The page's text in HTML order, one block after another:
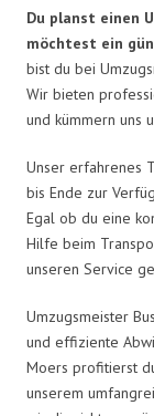
Du planst einen
möchtest ein
bist du bei
Wir bieten
und kümmern uns
Unser erfahrenes
bis Ende zur
Egal ob du eine
Hilfe beim
unseren Service
Umzugsmeister
und effiziente
Moers profitierst
unserem